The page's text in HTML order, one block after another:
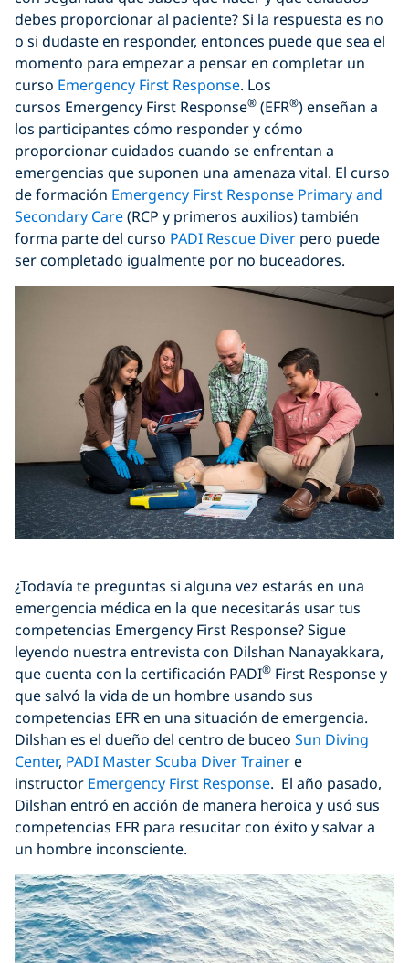
debes proporcionar al paciente? Si la respuesta es no
o si dudaste en responder, entonces puede que sea el
momento para empezar a pensar en completar un
curso Emergency First Response. Los
cursos Emergency First Response® (EFR®) enseñan a
los participantes cómo responder y cómo
proporcionar cuidados cuando se enfrentan a
emergencias que suponen una amenaza vital. El curso
de formación Emergency First Response Primary and
Secondary Care(RCP y primeros auxilios) también
forma parte del curso PADI Rescue Diver pero puede
ser completado igualmente por no buceadores.
¿Todavía te preguntas si alguna vez estarás en una
emergencia médica en la que necesitarás usar tus
competencias Emergency First Response? Sigue
leyendo nuestra entrevista con Dilshan Nanayakkara,
que cuenta con la certificación PADI® First Response y
que salvó la vida de un hombre usando sus
competencias EFR en una situación de emergencia.
Dilshan es el dueño del centro de buceo Sun Diving
Center, PADI Master Scuba Diver Trainere
instructor Emergency First Response. El año pasado,
Dilshan entró en acción de manera heroica y usó sus
competencias EFR para resucitar con éxito y salvar a
un hombre inconsciente.